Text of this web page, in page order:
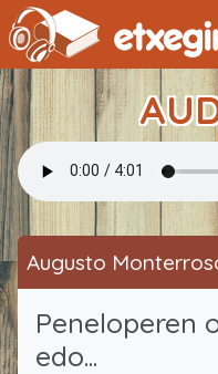
Augusto
Peneloperen
edo...